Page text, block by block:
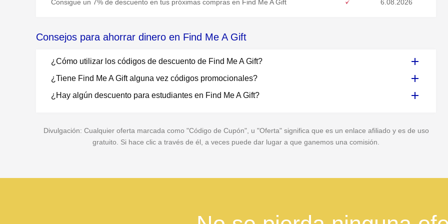
Consigue un 7% de descuento en tus próximas compras en Find Me A Gift 6.08.2026
Consejos para ahorrar dinero en Find Me A Gift
¿Cómo utilizar los códigos de descuento de Find Me A Gift?
¿Tiene Find Me A Gift alguna vez códigos promocionales?
¿Hay algún descuento para estudiantes en Find Me A Gift?
Divulgación: Cualquier oferta marcada como "Código de Cupón", u "Oferta" significa que es un enlace afiliado y es de uso
gratuito. Si hace clic a través de él, a veces puede dar lugar a que ganemos una comisión.